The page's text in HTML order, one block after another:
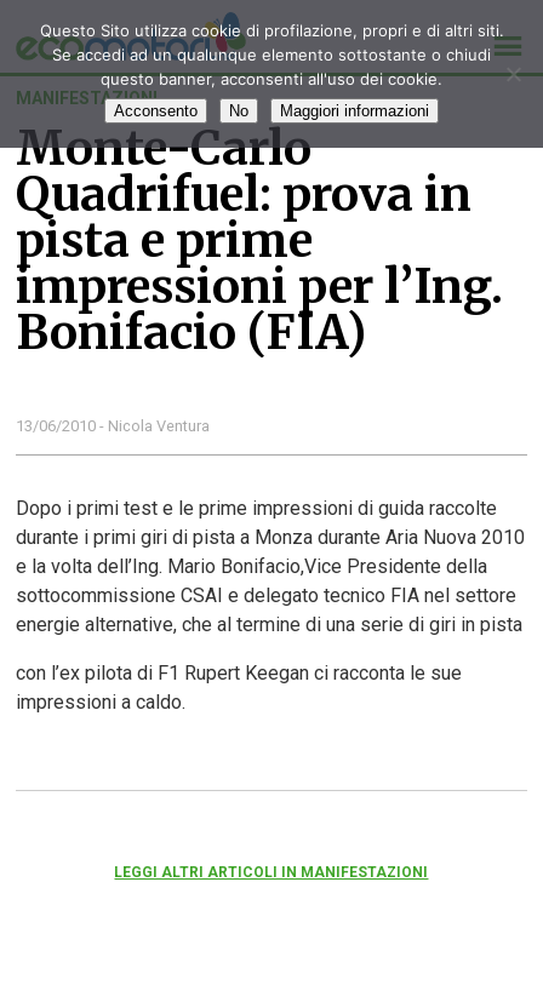
MANIFESTAZIONI
Monte-Carlo
Quadrifuel: prova in
pista e prime
impressioni per l’Ing.
Bonifacio (FIA)
13/06/2010 - Nicola Ventura
Dopo i primi test e le prime impressioni di guida raccolte
durante i primi giri di pista a Monza durante Aria Nuova 2010
e la volta dell’Ing. Mario Bonifacio,Vice Presidente della
sottocommissione CSAI e delegato tecnico FIA nel settore
energie alternative, che al termine di una serie di giri in pista
con l’ex pilota di F1 Rupert Keegan ci racconta le sue
impressioni a caldo.
LEGGI ALTRI ARTICOLI IN MANIFESTAZIONI
Questo Sito utilizza cookie di profilazione, propri e di altri siti.
Se accedi ad un qualunque elemento sottostante o chiudi
questo banner, acconsenti all'uso dei cookie.
Acconsento No Maggiori informazioni